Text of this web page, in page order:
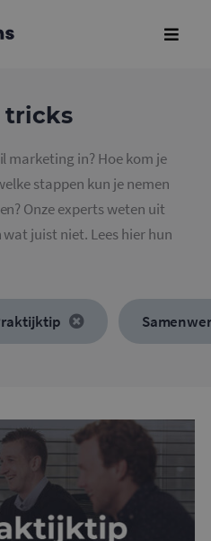
tricks
marketing in? Hoe kom je
stappen kun je nemen
Onze experts weten uit
juist niet. Lees hier hun